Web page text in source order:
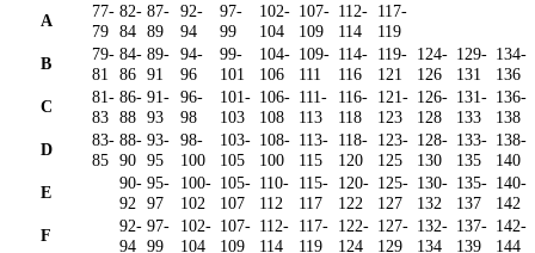
A
77-
79
82-
84
87-
89
92-
94
97-
99
102-
104
107-
109
112-
114
117-
119
B
79-
81
84-
86
89-
91
94-
96
99-
101
104-
106
109-
111
114-
116
119-
121
124-
126
129-
131
134-
136
C
81-
83
86-
88
91-
93
96-
98
101-
103
106-
108
111-
113
116-
118
121-
123
126-
128
131-
133
136-
138
D
83-
85
88-
90
93-
95
98-
100
103-
105
108-
100
113-
115
118-
120
123-
125
128-
130
133-
135
138-
140
E
90-
92
95-
97
100-
102
105-
107
110-
112
115-
117
120-
122
125-
127
130-
132
135-
137
140-
142
F
92-
94
97-
99
102-
104
107-
109
112-
114
117-
119
122-
124
127-
129
132-
134
137-
139
142-
144